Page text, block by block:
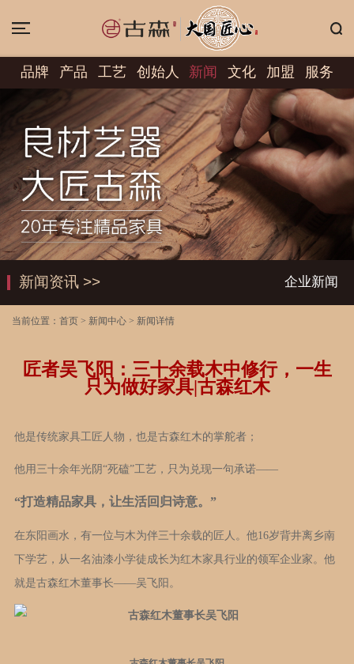
品牌 产品 工艺 创始人 新闻 文化 加盟 服务
新闻资讯 >> 企业新闻
当前位置： 首页 > 新闻中心 > 新闻详情
匠者吴飞阳：三十余载木中修行，一生
只为做好家具|古森红木
他是传统家具工匠人物，也是古森红木的掌舵者；
他用三十余年光阴“死磕”工艺，只为兑现一句承诺——
“打造精品家具，让生活回归诗意。”
在东阳画水，有一位与木为伴三十余载的匠人。他16岁背井离乡南
下学艺，从一名油漆小学徒成长为红木家具行业的领军企业家。他
就是古森红木董事长——吴飞阳。